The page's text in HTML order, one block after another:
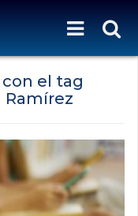
el tag
Ramírez